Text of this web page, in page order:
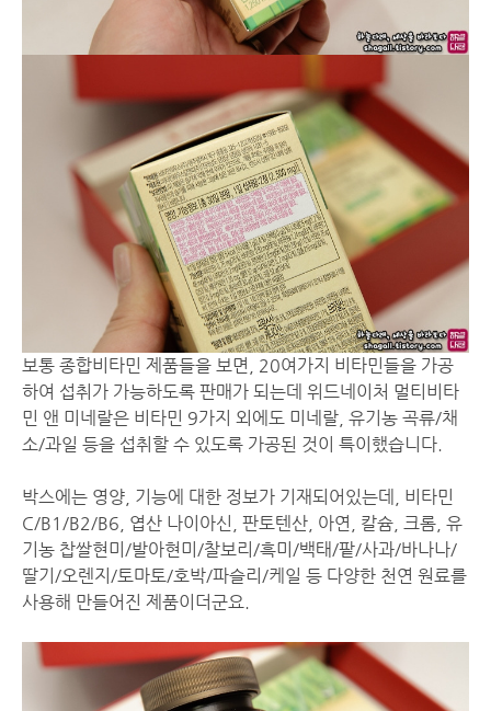
보통 종합비타민 제품들을 보면, 20여가지 비타민들을 가공
하여 섭취가 가능하도록 판매가 되는데 위드네이처 멀티비타
민 앤 미네랄은 비타민 9가지 외에도 미네랄, 유기농 곡류/채
소/과일 등을 섭취할 수 있도록 가공된 것이 특이했습니다.
박스에는 영양, 기능에 대한 정보가 기재되어있는데, 비타민
C/B1/B2/B6, 엽산 나이아신, 판토텐산, 아연, 칼슘, 크롬, 유
기농 찹쌀현미/발아현미/찰보리/흑미/백태/팥/사과/바나나/
딸기/오렌지/토마토/호박/파슬리/케일 등 다양한 천연 원료를
사용해 만들어진 제품이더군요.